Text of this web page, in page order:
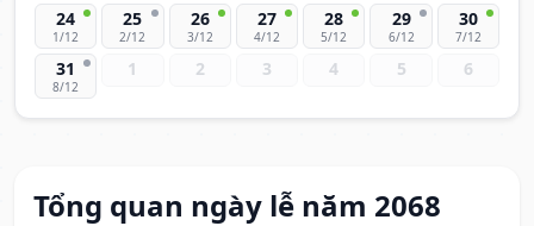
24
1/12
25
2/12
26
3/12
27
4/12
28
5/12
29
6/12
30
7/12
31
8/12
1 2 3 4 5 6
Tổng quan ngày lễ năm 2068